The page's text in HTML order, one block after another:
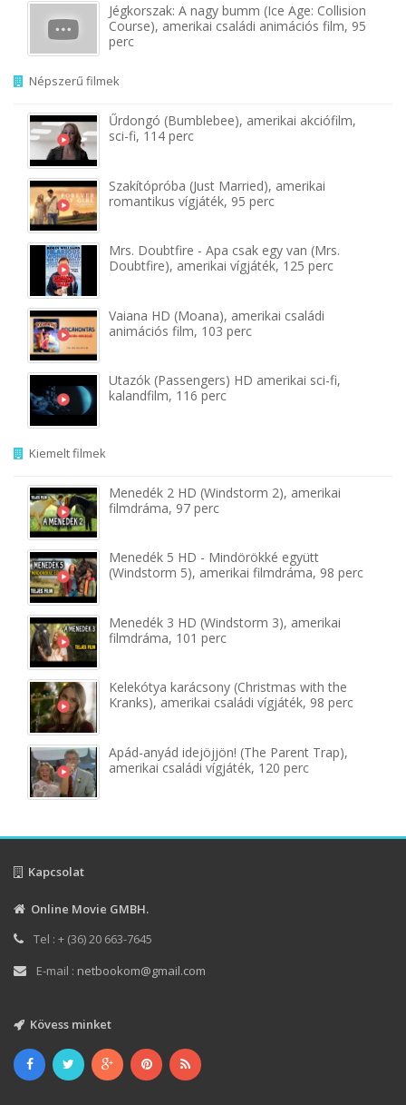
Jégkorszak: A nagy bumm (Ice Age: Collision
Course), amerikai családi animációs film, 95
perc
Népszerű filmek
Űrdongó (Bumblebee), amerikai akciófilm,
sci-fi, 114 perc
Szakítópróba (Just Married), amerikai
romantikus vígjáték, 95 perc
Mrs. Doubtfire - Apa csak egy van (Mrs.
Doubtfire), amerikai vígjáték, 125 perc
Vaiana HD (Moana), amerikai családi
animációs film, 103 perc
Utazók (Passengers) HD amerikai sci-fi,
kalandfilm, 116 perc
Kiemelt filmek
Menedék 2 HD (Windstorm 2), amerikai
filmdráma, 97 perc
Menedék 5 HD - Mindörökké együtt
(Windstorm 5), amerikai filmdráma, 98 perc
Menedék 3 HD (Windstorm 3), amerikai
filmdráma, 101 perc
Kelekótya karácsony (Christmas with the
Kranks), amerikai családi vígjáték, 98 perc
Apád-anyád idejöjjön! (The Parent Trap),
amerikai családi vígjáték, 120 perc
Kapcsolat
Online Movie GMBH.
Tel : + (36) 20 663-7645
E-mail : netbookom@gmail.com
Kövess minket